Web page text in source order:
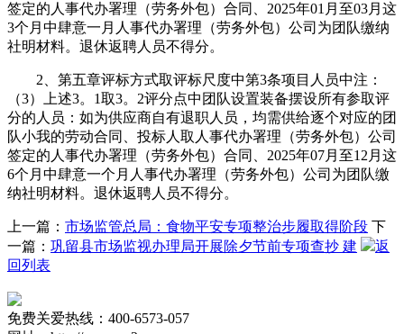
签定的人事代办署理（劳务外包）合同、2025年01月至03月这
3个月中肆意一月人事代办署理（劳务外包）公司为团队缴纳
社明材料。退休返聘人员不得分。
2、第五章评标方式取评标尺度中第3条项目人员中注：
（3）上述3。1取3。2评分点中团队设置装备摆设所有参取评
分的人员：如为供应商自有退职人员，均需供给逐个对应的团
队小我的劳动合同、投标人取人事代办署理（劳务外包）公司
签定的人事代办署理（劳务外包）合同、2025年07月至12月这
6个月中肆意一个月人事代办署理（劳务外包）公司为团队缴
纳社明材料。退休返聘人员不得分。
上一篇： 市场监管总局：食物平安专项整治步履取得阶段 下
一篇： 巩留县市场监视办理局开展除夕节前专项查抄 建
返
回列表
免费关爱热线：400-6573-057